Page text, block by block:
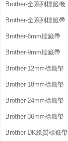
Brother-全系列標籤機
Brother-全系列標籤帶
Brother-6mm標籤帶
Brother-9mm標籤帶
Brother-12mm標籤帶
Brother-18mm標籤帶
Brother-24mm標籤帶
Brother-36mm標籤帶
Brother-DK紙質標籤帶